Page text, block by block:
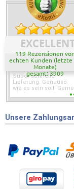
119 Rezensionen von
echten Kunden (letzte
Monate)
gesamt: 3909
Super schnelle
Lieferung. Genauso
wie es sein soll! Gerne
wieder wenn ich was
Unsere